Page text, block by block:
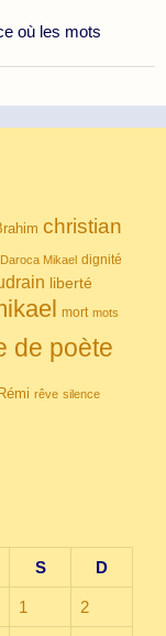
où les mots
christian
Daroca Mikael dignité
liberté
mort mots
de poète
Rémi rêve silence
S D
1 2